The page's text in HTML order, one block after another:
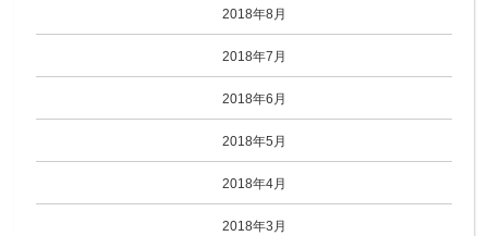
2018年8月
2018年7月
2018年6月
2018年5月
2018年4月
2018年3月